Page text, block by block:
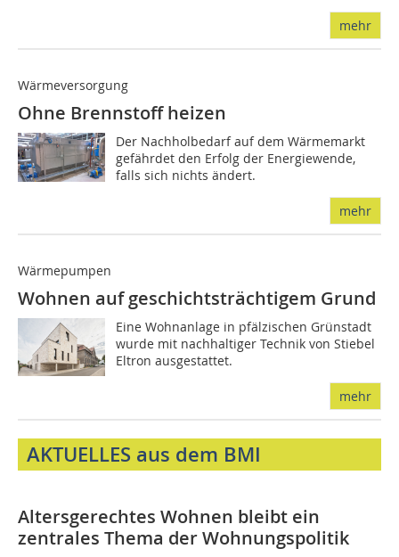
mehr
Wärmeversorgung
Ohne Brennstoff heizen
Der Nachholbedarf auf dem Wärmemarkt
gefährdet den Erfolg der Energiewende,
falls sich nichts ändert.
mehr
Wärmepumpen
Wohnen auf geschichtsträchtigem Grund
Eine Wohnanlage in pfälzischen Grünstadt
wurde mit nachhaltiger Technik von Stiebel
Eltron ausgestattet.
mehr
AKTUELLES aus dem BMI
Altersgerechtes Wohnen bleibt ein
zentrales Thema der Wohnungspolitik